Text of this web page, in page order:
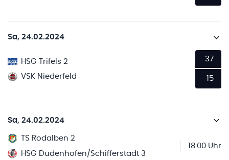
Sa, 24.02.2024
HSG Trifels 2
VSK Niederfeld
37
15
Sa, 24.02.2024
TS Rodalben 2
HSG Dudenhofen/Schifferstadt 3
18:00 Uhr